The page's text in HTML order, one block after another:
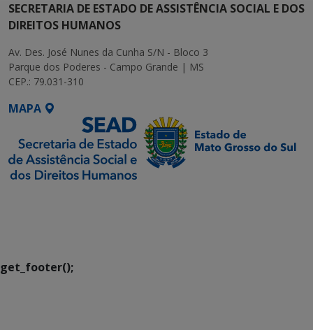
SECRETARIA DE ESTADO DE ASSISTÊNCIA SOCIAL E DOS
DIREITOS HUMANOS
Av. Des. José Nunes da Cunha S/N - Bloco 3
Parque dos Poderes - Campo Grande | MS
CEP.: 79.031-310
MAPA
get_footer();